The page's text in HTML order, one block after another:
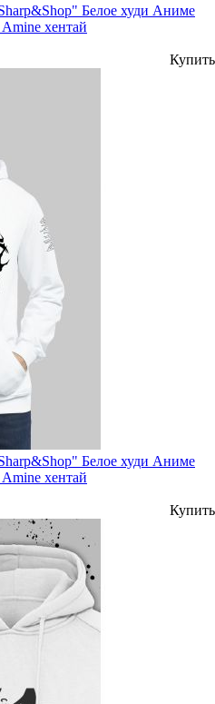
Белое худи Аниме
хентай
Купить
Белое худи Аниме
хентай
Купить